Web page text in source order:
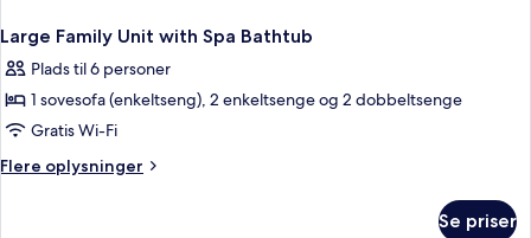
Large Family Unit with Spa Bathtub
Plads til 6 personer
1 sovesofa (enkeltseng), 2 enkeltsenge og 2 dobbeltsenge
Gratis Wi-Fi
Flere oplysninger
Flere
Se priser